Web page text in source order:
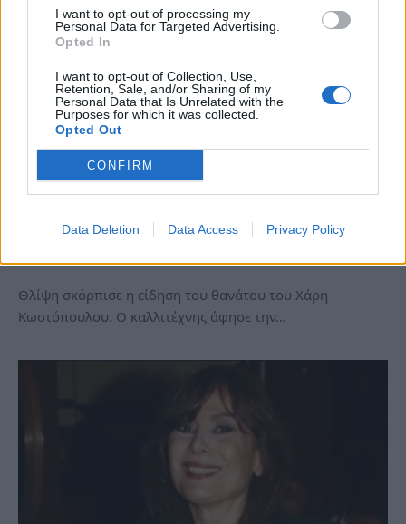
I want to opt-out of processing my
Personal Data for Targeted Advertising.
Opted In
I want to opt-out of Collection, Use,
Retention, Sale, and/or Sharing of my
Personal Data that Is Unrelated with the
Purposes for which it was collected.
Opted Out
CONFIRM
Data Deletion Data Access Privacy Policy
Χάρης Κωστόπουλος: Η τελευταία
συνέντευξη του τραγουδιστή, πριν
και η στενή σχέση με τον Καρρά
Σα, 20 Ιαν 2024 14:06
Θλίψη σκόρπισε η είδηση του θανάτου του Χάρη
Κωστόπουλου. Ο καλλιτέχνης άφησε την…